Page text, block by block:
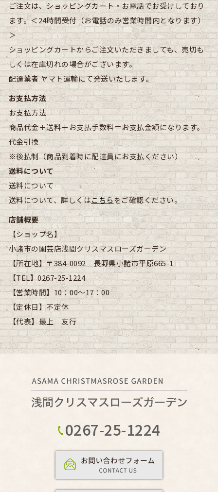
ご注文は、ショッピングカート・お電話でお受けしており
ます。＜24時間受付（お電話のみ営業時間内となります）
＞
ショッピングカートからご注文いただきましても、売切も
しくは在庫切れの場合がございます。
配達業者 ヤマト運輸にて発送いたします。
お支払方法
お支払方法
商品代金＋送料＋お支払手数料＝お支払金額になります。
代金引換
※後払制（商品到着時に配達員にお支払ください）
送料について
送料について
送料について、詳しくはこちらをご確認ください。
店舗概要
【ショップ名】
小諸市の園芸店浅間クリスマスローズガーデン
【所在地】 〒384-0092 長野県小諸市平原665-1
【TEL】0267-25-1224
【営業時間】10：00～17：00
【定休日】不定休
【代表】 最上 友行
0267-25-1224